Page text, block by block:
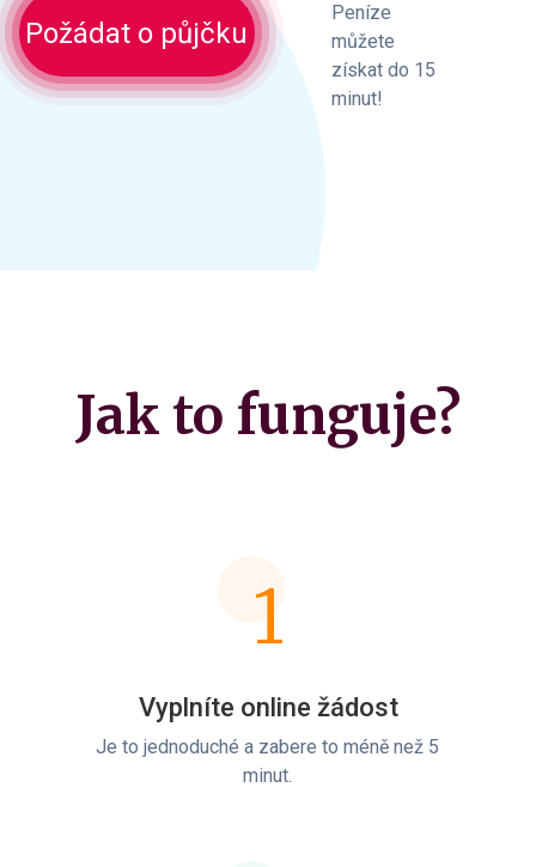
Požádat o půjčku
Peníze
můžete
získat do 15
minut!
Jak to funguje?
1
Vyplníte online žádost
Je to jednoduché a zabere to méně než 5
minut.